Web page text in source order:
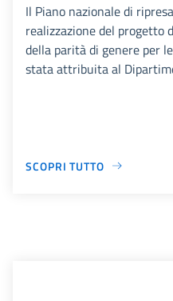
Il Piano nazionale di
realizzazione del progetto
della parità di genere per
stata attribuita al
SCOPRI TUTTO